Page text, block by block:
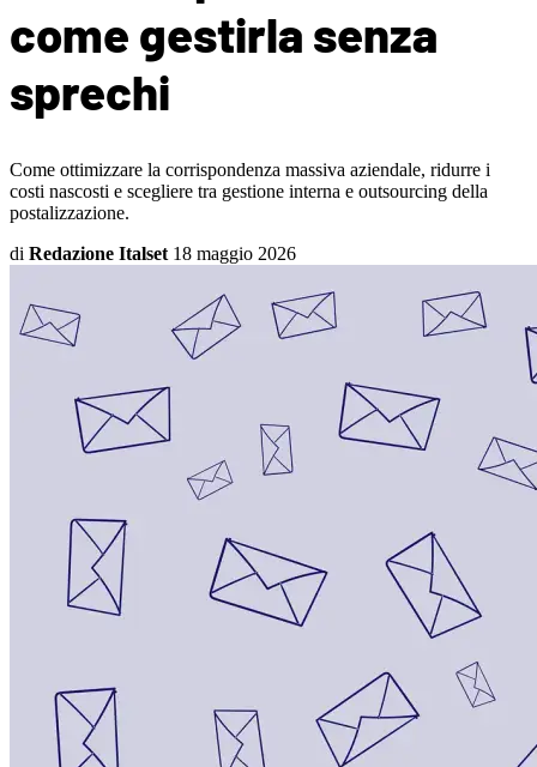
come gestirla senza
sprechi
Come ottimizzare la corrispondenza massiva aziendale, ridurre i
costi nascosti e scegliere tra gestione interna e outsourcing della
postalizzazione.
di Redazione Italset 18 maggio 2026